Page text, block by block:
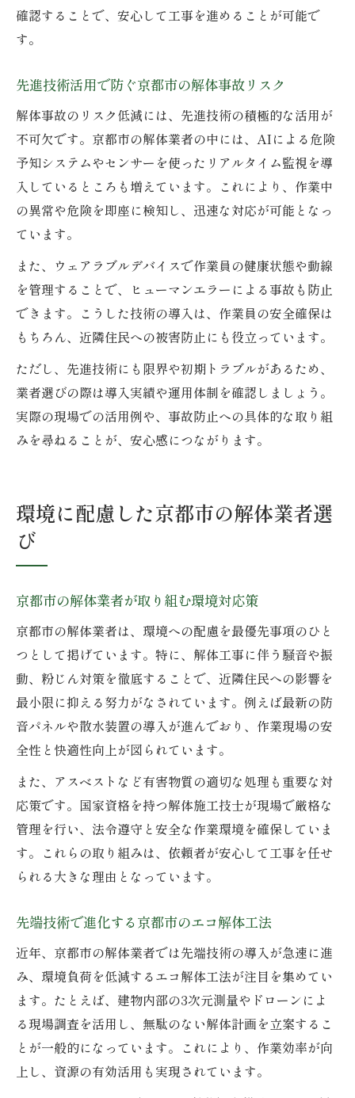
確認することで、安心して工事を進めることが可能で
す。
先進技術活用で防ぐ京都市の解体事故リスク
解体事故のリスク低減には、先進技術の積極的な活用が
不可欠です。京都市の解体業者の中には、AIによる危険
予知システムやセンサーを使ったリアルタイム監視を導
入しているところも増えています。これにより、作業中
の異常や危険を即座に検知し、迅速な対応が可能となっ
ています。
また、ウェアラブルデバイスで作業員の健康状態や動線
を管理することで、ヒューマンエラーによる事故も防止
できます。こうした技術の導入は、作業員の安全確保は
もちろん、近隣住民への被害防止にも役立っています。
ただし、先進技術にも限界や初期トラブルがあるため、
業者選びの際は導入実績や運用体制を確認しましょう。
実際の現場での活用例や、事故防止への具体的な取り組
みを尋ねることが、安心感につながります。
環境に配慮した京都市の解体業者選
び
京都市の解体業者が取り組む環境対応策
京都市の解体業者は、環境への配慮を最優先事項のひと
つとして掲げています。特に、解体工事に伴う騒音や振
動、粉じん対策を徹底することで、近隣住民への影響を
最小限に抑える努力がなされています。例えば最新の防
音パネルや散水装置の導入が進んでおり、作業現場の安
全性と快適性向上が図られています。
また、アスベストなど有害物質の適切な処理も重要な対
応策です。国家資格を持つ解体施工技士が現場で厳格な
管理を行い、法令遵守と安全な作業環境を確保していま
す。これらの取り組みは、依頼者が安心して工事を任せ
られる大きな理由となっています。
先端技術で進化する京都市のエコ解体工法
近年、京都市の解体業者では先端技術の導入が急速に進
み、環境負荷を低減するエコ解体工法が注目を集めてい
ます。たとえば、建物内部の3次元測量やドローンによ
る現場調査を活用し、無駄のない解体計画を立案するこ
とが一般的になっています。これにより、作業効率が向
上し、資源の有効活用も実現されています。